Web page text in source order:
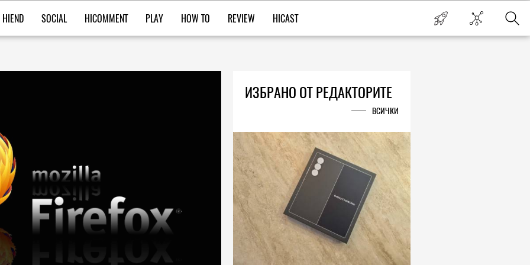
HIEND SOCIAL HICOMMENT PLAY HOW TO REVIEW HICAST
ИЗБРАНО ОТ РЕДАКТОРИТЕ
ВСИЧКИ